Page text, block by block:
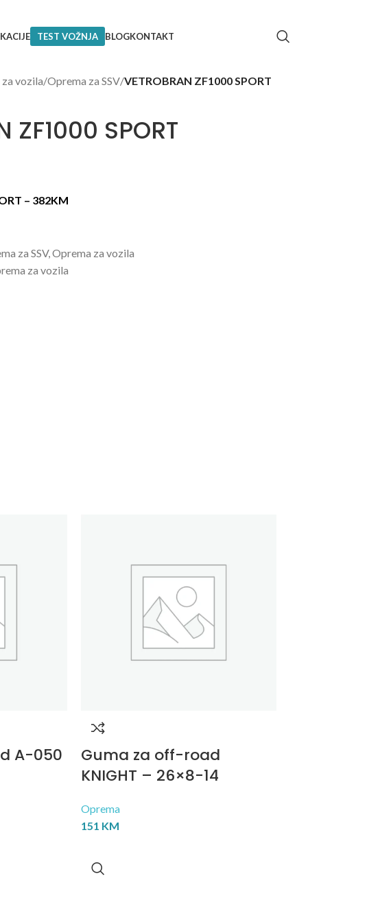
TEST VOŽNJA BLOGKONTAKT
vozila/Oprema za SSV/VETROBRAN ZF1000 SPORT
ZF1000 SPORT
– 382KM
za SSV,Oprema za vozila
za vozila
A-050
Guma za off-road
KNIGHT – 26×8-14
Oprema
151 KM